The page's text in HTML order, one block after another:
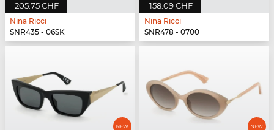
205.75 CHF
Nina Ricci
SNR435 - 06SK
158.09 CHF
Nina Ricci
SNR478 - 0700